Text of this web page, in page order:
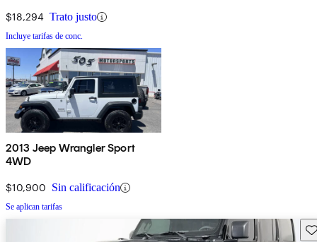
$18,294 Trato justo
Incluye tarifas de conc.
2013 Jeep Wrangler Sport
4WD
$10,900 Sin calificación
Se aplican tarifas